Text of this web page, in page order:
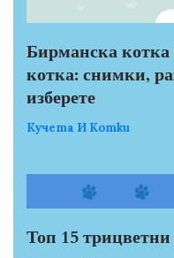
Бирманска
котка: снимки,
изберете
Кучета И Котки
Топ 15